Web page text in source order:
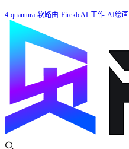
4 quantura 软路由 Firekb AI 工作 AI绘画